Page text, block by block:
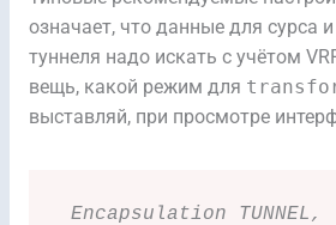
означает, что данные для сурса
туннеля надо искать с учётом
вещь, какой режим для
выставляй, при просмотре